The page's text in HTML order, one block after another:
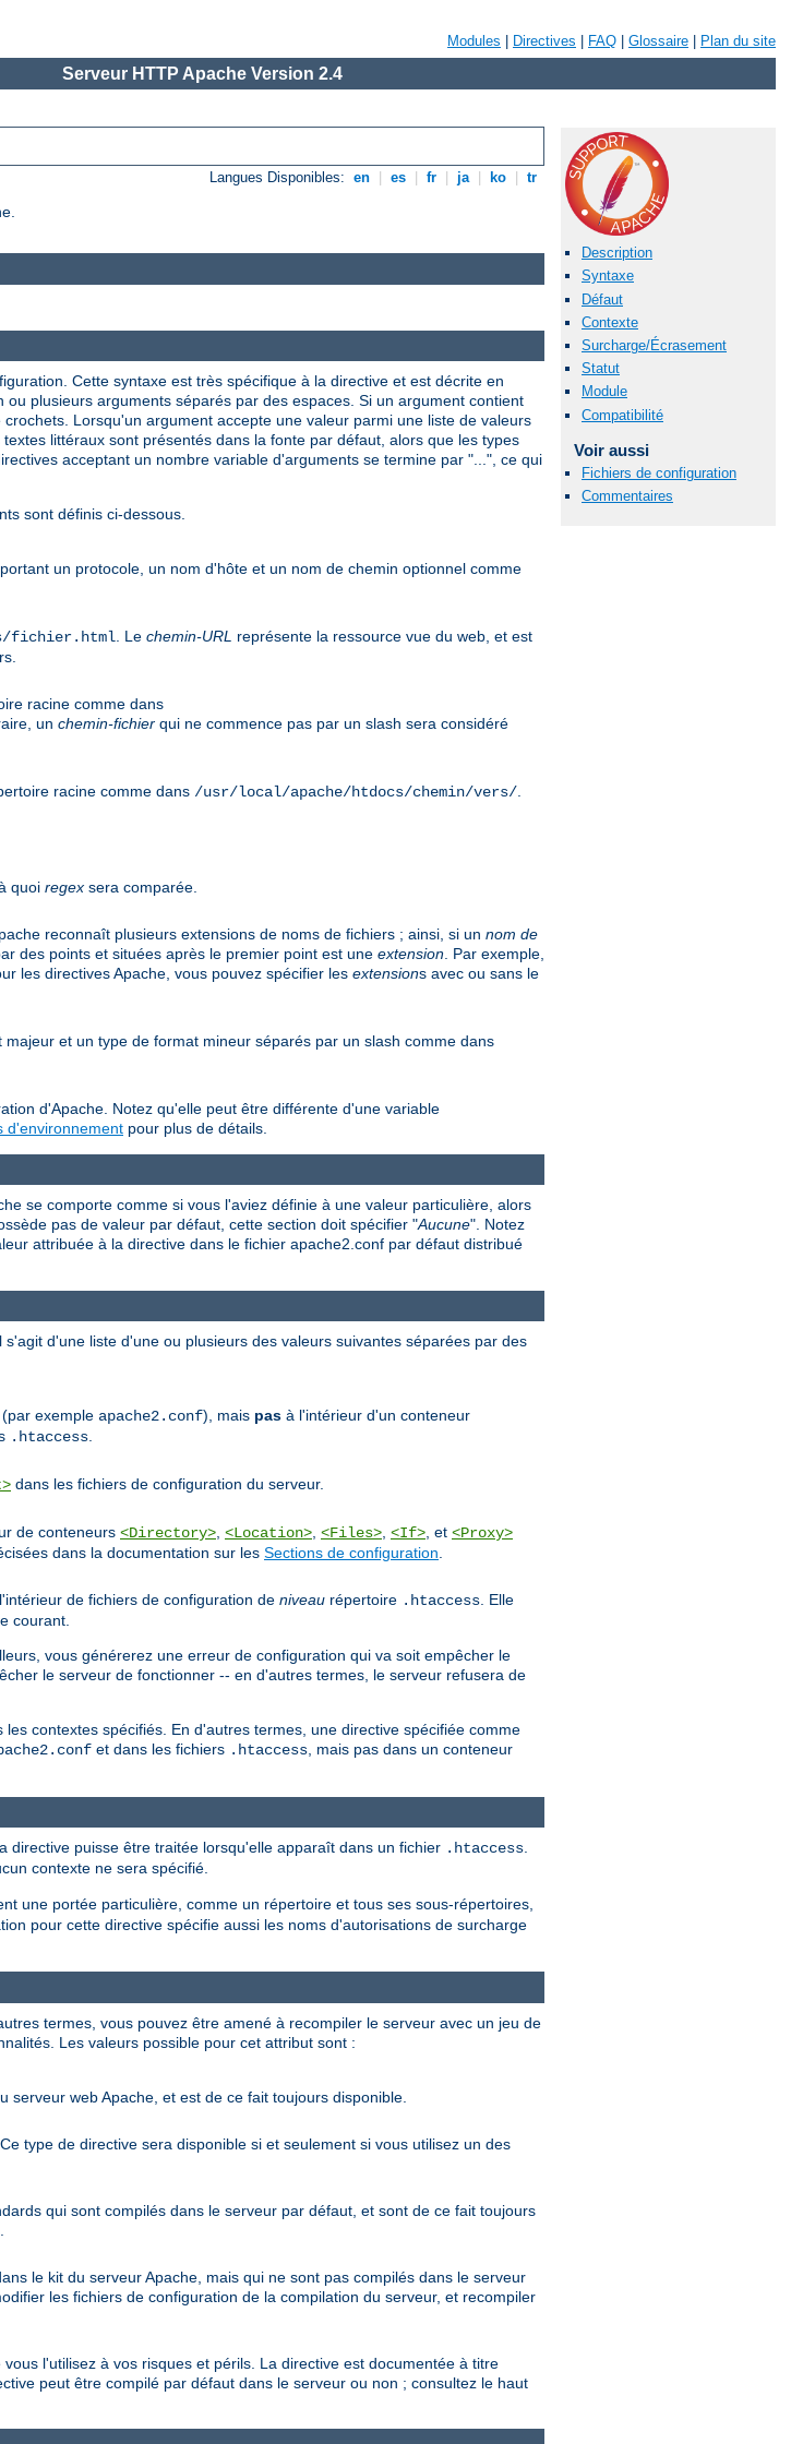
Modules Directives FAQ Glossaire Plan du site
Serveur HTTP Apache Version 2.4
Langues Disponibles: en es fr ja ko tr
Description
Syntaxe
Défaut
Contexte
Surcharge/Écrasement
Statut
Module
Compatibilité
Voir aussi
Fichiers de configuration
Commentaires
Cette syntaxe est très spécifique à la directive et est décrite en
plusieurs arguments séparés par des espaces. Si un argument contient
Lorsqu'un argument accepte une valeur parmi une liste de valeurs
littéraux sont présentés dans la fonte par défaut, alors que les types
acceptant un nombre variable d'arguments se termine par "...", ce qui
sont définis ci-dessous.
un protocole, un nom d'hôte et un nom de chemin optionnel comme
fichier.html . Le chemin-URL représente la ressource vue du web, et est
racine comme dans
un chemin-fichier qui ne commence pas par un slash sera considéré
racine comme dans /usr/local/apache/htdocs/chemin/vers/
quoi regex sera comparée.
reconnaît plusieurs extensions de noms de fichiers ; ainsi, si un nom de
des points et situées après le premier point est une extension . Par exemple,
les directives Apache, vous pouvez spécifier les extensions avec ou sans le
et un type de format mineur séparés par un slash comme dans
d'Apache. Notez qu'elle peut être différente d'une variable
d'environnement pour plus de détails.
se comporte comme si vous l'aviez définie à une valeur particulière, alors
pas de valeur par défaut, cette section doit spécifier "Aucune". Notez
attribuée à la directive dans le fichier apache2.conf par défaut distribué
d'une liste d'une ou plusieurs des valeurs suivantes séparées par des
exemple apache2.conf), mais pas à l'intérieur d'un conteneur
.htaccess
dans les fichiers de configuration du serveur.
de conteneurs <Directory> <Location> <Files> <If> , et <Proxy>
dans la documentation sur les Sections de configuration
de fichiers de configuration de niveau répertoire .htaccess . Elle
courant.
vous générerez une erreur de configuration qui va soit empêcher le
le serveur de fonctionner -- en d'autres termes, le serveur refusera de
contextes spécifiés. En d'autres termes, une directive spécifiée comme
et dans les fichiers .htaccess , mais pas dans un conteneur
puisse être traitée lorsqu'elle apparaît dans un fichier .htaccess.
contexte ne sera spécifié.
une portée particulière, comme un répertoire et tous ses sous-répertoires,
pour cette directive spécifie aussi les noms d'autorisations de surcharge
termes, vous pouvez être amené à recompiler le serveur avec un jeu de
Les valeurs possible pour cet attribut sont :
web Apache, et est de ce fait toujours disponible.
. Ce type de directive sera disponible si et seulement si vous utilisez un des
qui sont compilés dans le serveur par défaut, et sont de ce fait toujours
le kit du serveur Apache, mais qui ne sont pas compilés dans le serveur
les fichiers de configuration de la compilation du serveur, et recompiler
l'utilisez à vos risques et périls. La directive est documentée à titre
peut être compilé par défaut dans le serveur ou non ; consultez le haut